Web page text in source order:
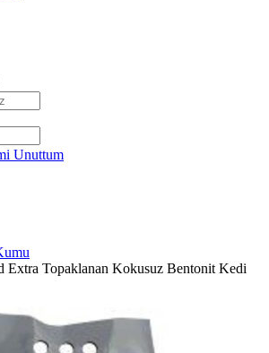
Unuttum
Extra Topaklanan Kokusuz Bentonit Kedi